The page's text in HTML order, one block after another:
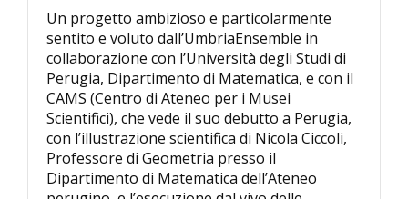
Un progetto ambizioso e particolarmente
sentito e voluto dall’UmbriaEnsemble in
collaborazione con l’Università degli Studi di
Perugia, Dipartimento di Matematica, e con il
CAMS (Centro di Ateneo per i Musei
Scientifici), che vede il suo debutto a Perugia,
con l’illustrazione scientifica di Nicola Ciccoli,
Professore di Geometria presso il
Dipartimento di Matematica dell’Ateneo